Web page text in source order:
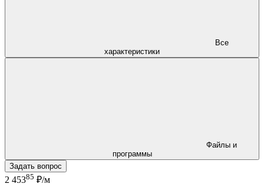
характеристики
программы
Задать вопрос
2 45385 ₽/м